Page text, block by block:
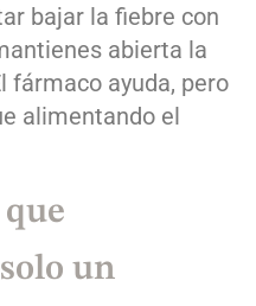
bajar la fiebre con
abierta la
fármaco ayuda, pero
alimentando el
un